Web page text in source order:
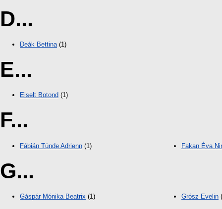
D...
Deák Bettina(1)
E...
Eiselt Botond (1)
F...
Fábián Tünde Adrienn (1) Fakan Éva
G...
Gáspár Mónika Beatrix (1) Grósz Evelin